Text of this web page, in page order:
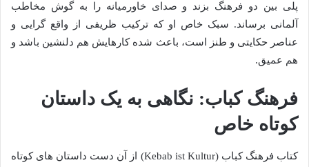
پلی بین دو فرهنگ بزند و صدای خاورمیانه را به گوش مخاطب
آلمانی برساند. سبک خاص او که ترکیب ظریفی از واقع گرایی و
عناصر حکایتی و طنز است، باعث شده کارهایش هم دلنشین باشد و
هم عمیق.
فرهنگ کباب: نگاهی به یک داستان
کوتاه خاص
کتاب فرهنگ کباب (Kebab ist Kultur) از آن دست داستان های کوتاه